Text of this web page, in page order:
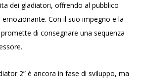
dei gladiatori, offrendo al pubblico
Con il suo impegno e la
di consegnare una sequenza
2” è ancora in fase di sviluppo, ma